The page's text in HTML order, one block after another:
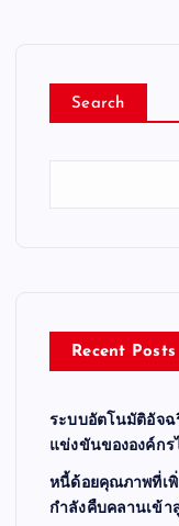
Search
Recent Posts
ระบบอัตโนมัติอัจฉ
แข่งขันขององค์กร
หนี้ด้อยคุณภาพที่เ
กำลังคืบคลานเข้า